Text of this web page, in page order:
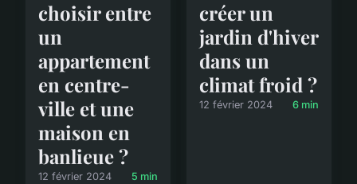
choisir entre
un
appartement
en centre-
ville et une
maison en
banlieue ?
12 février 2024 5 min
créer un
jardin d'hiver
dans un
climat froid ?
12 février 2024 6 min